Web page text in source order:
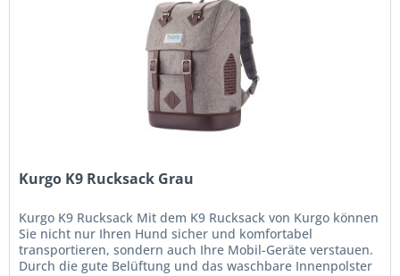
Kurgo K9 Rucksack Grau
Kurgo K9 Rucksack Mit dem K9 Rucksack von Kurgo können
Sie nicht nur Ihren Hund sicher und komfortabel
transportieren, sondern auch Ihre Mobil-Geräte verstauen.
Durch die gute Belüftung und das waschbare Innenpolster